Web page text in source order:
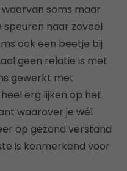
soms maar
speuren naar zoveel
ook een beetje bij
geen relatie is met
gewerkt met
erg lijken op het
waarover je wél
op gezond verstand
is kenmerkend voor